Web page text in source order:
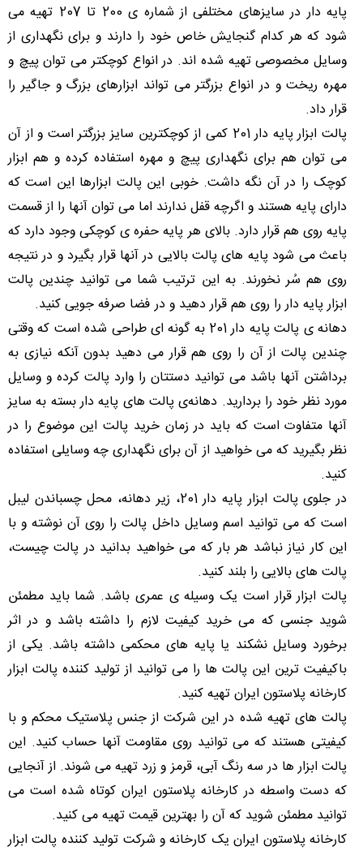
پایه دار در سایزهای مختلفی از شماره ی 200 تا 207 تهیه می
شود که هر کدام گنجایش خاص خود را دارند و برای نگهداری از
وسایل مخصوصی تهیه شده اند. در انواع کوچکتر می توان پیچ و
مهره ریخت و در انواع بزرگتر می تواند ابزارهای بزرگ و جاگیر را
قرار داد.
پالت ابزار پایه دار 201 کمی از کوچکترین سایز بزرگتر است و از آن
می توان هم برای نگهداری پیچ و مهره استفاده کرده و هم ابزار
کوچک را در آن نگه داشت. خوبی این پالت ابزارها این است که
دارای پایه هستند و اگرچه قفل ندارند اما می توان آنها را از قسمت
پایه روی هم قرار دارد. بالای هر پایه حفره ی کوچکی وجود دارد که
باعث می شود پایه های پالت بالایی در آنها قرار بگیرد و در نتیجه
روی هم سُر نخورند. به این ترتیب شما می توانید چندین پالت
ابزار پایه دار را روی هم قرار دهید و در فضا صرفه جویی کنید.
دهانه ی پالت پایه دار 201 به گونه ای طراحی شده است که وقتی
چندین پالت از آن را روی هم قرار می دهید بدون آنکه نیازی به
برداشتن آنها باشد می توانید دستتان را وارد پالت کرده و وسایل
مورد نظر خود را بردارید. دهانه‌ی پالت های پایه دار بسته به سایز
آنها متفاوت است که باید در زمان خرید پالت این موضوع را در
نظر بگیرید که می خواهید از آن برای نگهداری چه وسایلی استفاده
کنید.
در جلوی پالت ابزار پایه دار 201، زیر دهانه، محل چسباندن لیبل
است که می توانید اسم وسایل داخل پالت را روی آن نوشته و با
این کار نیاز نباشد هر بار که می خواهید بدانید در پالت چیست،
پالت های بالایی را بلند کنید.
پالت ابزار قرار است یک وسیله ی عمری باشد. شما باید مطمئن
شوید جنسی که می خرید کیفیت لازم را داشته باشد و در اثر
برخورد وسایل نشکند یا پایه های محکمی داشته باشد. یکی از
باکیفیت ترین این پالت ها را می توانید از تولید کننده پالت ابزار
کارخانه پلاستون ایران تهیه کنید.
پالت های تهیه شده در این شرکت از جنس پلاستیک محکم و با
کیفیتی هستند که می توانید روی مقاومت آنها حساب کنید. این
پالت ابزار ها در سه رنگ آبی، قرمز و زرد تهیه می شوند. از آنجایی
که دست واسطه در کارخانه پلاستون ایران کوتاه شده است می
توانید مطمئن شوید که آن را بهترین قیمت تهیه می کنید.
کارخانه پلاستون ایران یک کارخانه و شرکت تولید کننده پالت ابزار